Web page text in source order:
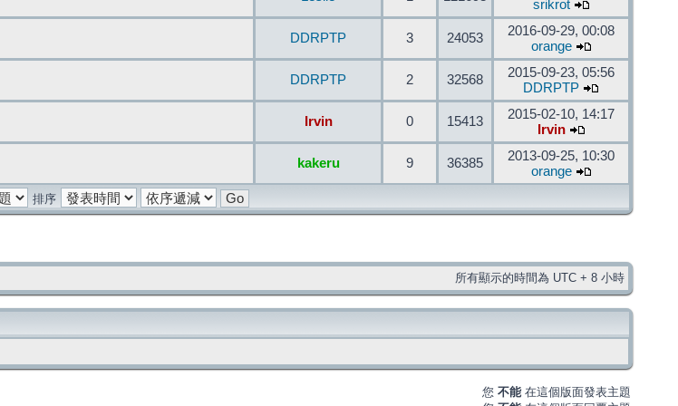
srikrot
DDRPTP 3 24053
2016-09-29, 00:08
orange
DDRPTP 2 32568
2015-09-23, 05:56
DDRPTP
Irvin 0 15413
2015-02-10, 14:17
Irvin
kakeru 9 36385
2013-09-25, 10:30
orange
排序
所有顯示的時間為 UTC + 8 小時
您 不能 在這個版面發表主題